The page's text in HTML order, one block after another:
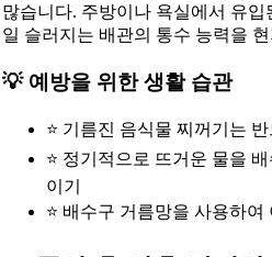
많습니다. 주방이나 욕실에서 유
일 슬러지는 배관의 통수 능력을
💡 예방을 위한 생활 습관
⭐ 기름진 음식물 찌꺼기는
⭐ 정기적으로 뜨거운 물을
이기
⭐ 배수구 거름망을 사용하여